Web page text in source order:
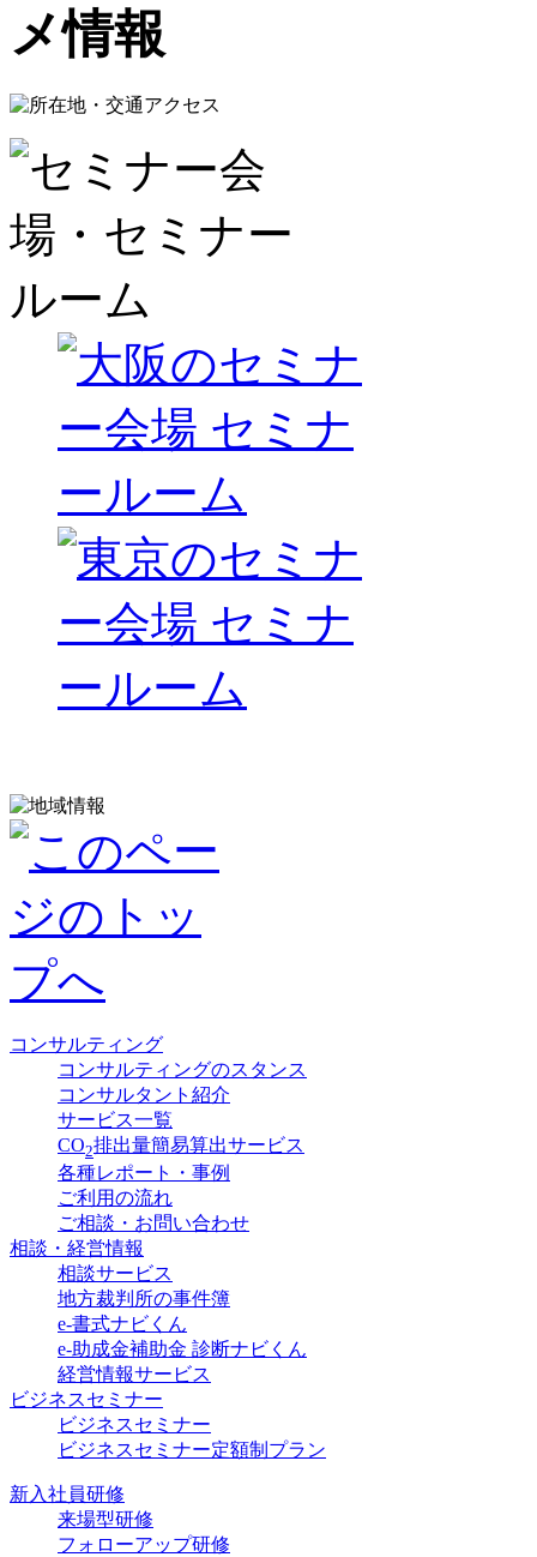
コンサルティング
コンサルティングのスタンス
コンサルタント紹介
サービス一覧
CO2排出量簡易算出サービス
各種レポート・事例
ご利用の流れ
ご相談・お問い合わせ
相談・経営情報
相談サービス
地方裁判所の事件簿
e-書式ナビくん
e-助成金補助金 診断ナビくん
経営情報サービス
ビジネスセミナー
ビジネスセミナー
ビジネスセミナー定額制プラン
新入社員研修
来場型研修
フォローアップ研修